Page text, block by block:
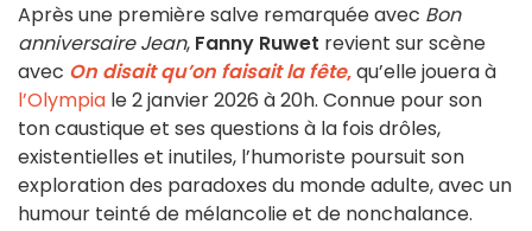
Après une première salve remarquée avec Bon
anniversaire Jean, Fanny Ruwet revient sur scène
avec On disait qu’on faisait la fête,qu’elle jouera à
l’Olympia le 2 janvier 2026 à 20h. Connue pour son
ton caustique et ses questions à la fois drôles,
existentielles et inutiles, l’humoriste poursuit son
exploration des paradoxes du monde adulte, avec un
humour teinté de mélancolie et de nonchalance.